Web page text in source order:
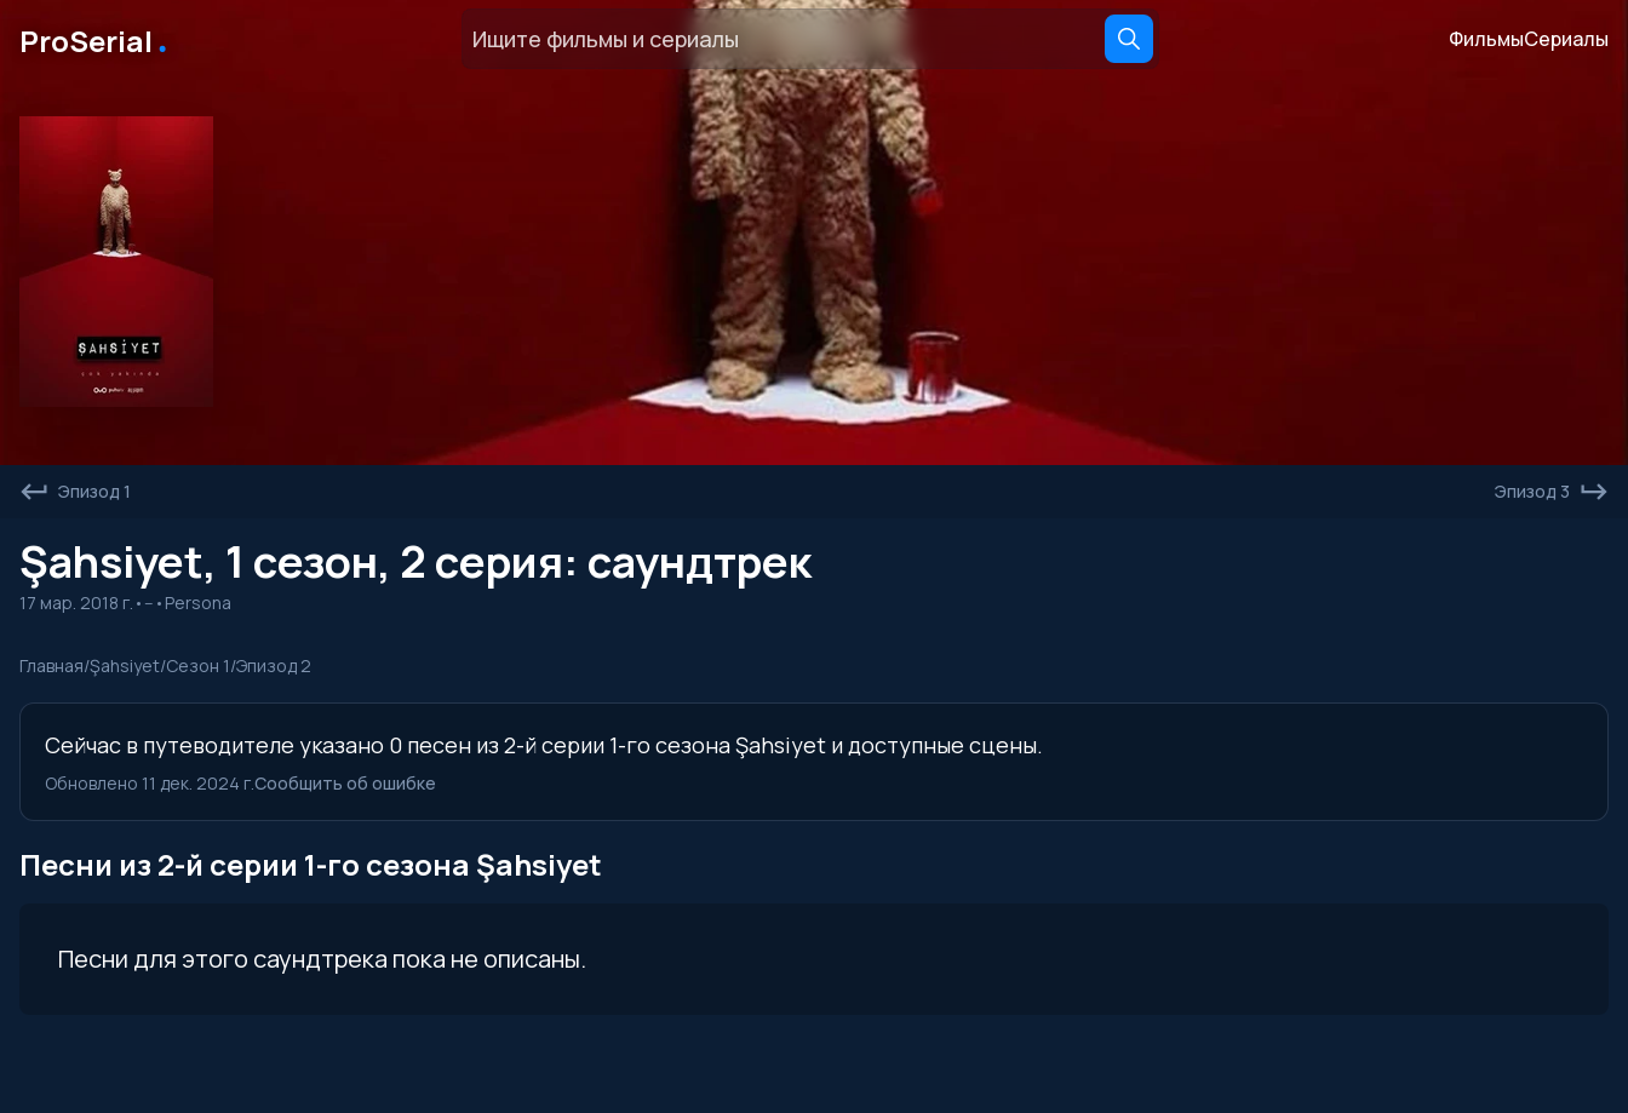
ProSerial ․ ФильмыСериалы
Эпизод 1 Эпизод 3
Şahsiyet, 1 сезон, 2 серия: саундтрек
17 мар. 2018 г. • -- • Persona
Главная/Şahsiyet/Сезон 1/Эпизод 2
Сейчас в путеводителе указано 0 песен из 2-й серии 1-го сезона Şahsiyet и доступные сцены.
Обновлено 11 дек. 2024 г.Сообщить об ошибке
Песни из 2-й серии 1-го сезона Şahsiyet
Песни для этого саундтрека пока не описаны.